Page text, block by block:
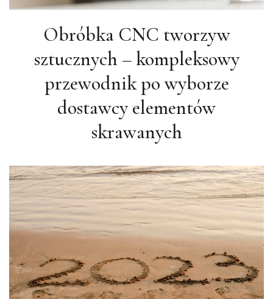
Obróbka CNC tworzyw
sztucznych – kompleksowy
przewodnik po wyborze
dostawcy elementów
skrawanych